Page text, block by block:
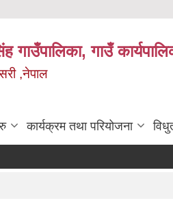
गाउँपालिका, गाउँ
,नेपाल
कार्यक्रम तथा परियोजना